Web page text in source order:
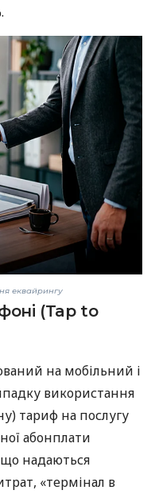
еквайрингу
(Tap to
на мобільний і
використання
тариф на послугу
абонплати
що надаються
«термінал в